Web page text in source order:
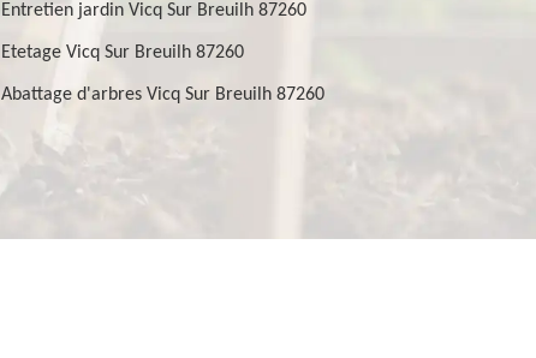
Entretien jardin Vicq Sur Breuilh 87260
Etetage Vicq Sur Breuilh 87260
Abattage d'arbres Vicq Sur Breuilh 87260